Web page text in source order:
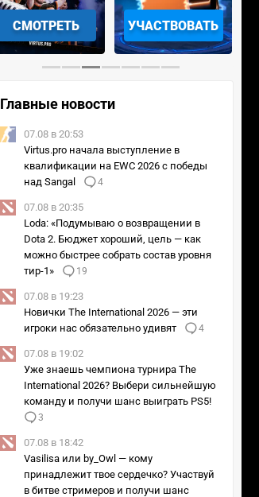
СМОТРЕТЬ УЧАСТВОВАТЬ
Главные новости
07.08 в 20:53
Virtus.pro начала выступление в
квалификации на EWC 2026 с победы
над Sangal
4
07.08 в 20:35
Loda: «Подумываю о возвращении в
Dota 2. Бюджет хороший, цель — как
можно быстрее собрать состав уровня
тир-1»
19
07.08 в 19:23
Новички The International 2026 — эти
игроки нас обязательно удивят
4
07.08 в 19:02
Уже знаешь чемпиона турнира The
International 2026? Выбери сильнейшую
команду и получи шанс выиграть PS5!
3
07.08 в 18:42
Vasilisa или by_Owl — кому
принадлежит твое сердечко? Участвуй
в битве стримеров и получи шанс